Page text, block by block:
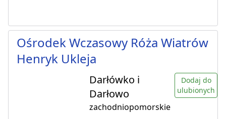
Ośrodek Wczasowy Róża Wiatrów
Henryk Ukleja
Darłówko i
Darłowo
zachodniopomorskie
Dodaj do
ulubionych